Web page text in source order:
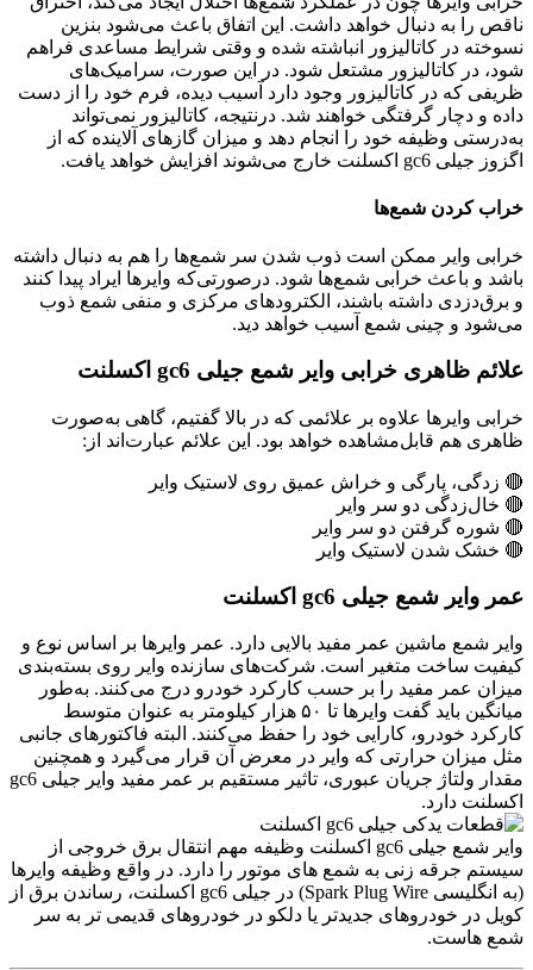
ناقص را به دنبال خواهد داشت. این اتفاق باعث می‌شود بنزین
نسوخته در کاتالیزور انباشته شده و وقتی شرایط مساعدی فراهم
شود، در کاتالیزور مشتعل شود. در این صورت، سرامیک‌های
ظریفی که در کاتالیزور وجود دارد آسیب دیده، فرم خود را از دست
داده و دچار گرفتگی خواهند شد. درنتیجه، کاتالیزور نمی‌تواند
به‌درستی وظیفه خود را انجام دهد و میزان گازهای آلاینده که از
اگزوز جیلی gc6 اکسلنت خارج می‌شوند افزایش خواهد یافت.
خراب کردن شمع‌ها
خرابی وایر ممکن است ذوب شدن سر شمع‌ها را هم به دنبال داشته
باشد و باعث خرابی شمع‌ها شود. درصورتی‌که وایرها ایراد پیدا کنند
و برق‌دزدی داشته باشند، الکترودهای مرکزی و منفی شمع ذوب
می‌شود و چینی شمع آسیب خواهد دید.
علائم ظاهری خرابی وایر شمع جیلی gc6 اکسلنت
خرابی وایرها علاوه بر علائمی که در بالا گفتیم، گاهی به‌صورت
ظاهری هم قابل‌مشاهده خواهد بود. این علائم عبارت‌اند از:
🔴 زدگی، پارگی و خراش عمیق روی لاستیک وایر
🔴 خال‌زدگی دو سر وایر
🔴 شوره گرفتن دو سر وایر
🔴 خشک شدن لاستیک وایر
عمر وایر شمع جیلی gc6 اکسلنت
وایر شمع ماشین عمر مفید بالایی دارد. عمر وایرها بر اساس نوع و
کیفیت ساخت متغیر است. شرکت‌های سازنده وایر روی بسته‌بندی
میزان عمر مفید را بر حسب کارکرد خودرو درج می‌کنند. به‌طور
میانگین باید گفت وایرها تا ۵۰ هزار کیلومتر به عنوان متوسط
کارکرد خودرو، کارایی خود را حفظ می‌کنند. البته فاکتورهای جانبی
مثل میزان حرارتی که وایر در معرض آن قرار می‌گیرد و همچنین
مقدار ولتاژ جریان عبوری، تاثیر مستقیم بر عمر مفید وایر جیلی gc6
اکسلنت دارد.
وایر شمع جیلی gc6 اکسلنت وظیفه مهم انتقال برق خروجی از
سیستم جرقه زنی به شمع های موتور را دارد. در واقع وظیفه وایر‌ها
(به انگلیسی Spark Plug Wire) در جیلی gc6 اکسلنت، رساندن برق از
کویل ‌در خودرو‌های جدید‌تر‌‌ یا دلکو ‌در خودرو‌های قدیمی ‌تر‌ به سر
شمع ‌هاست.